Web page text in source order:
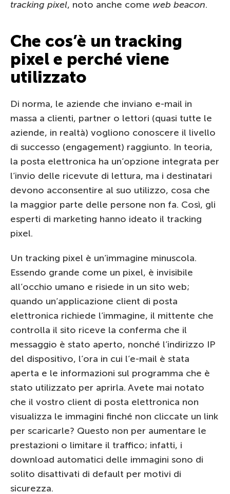
tracking pixel, noto anche come web beacon.
Che cos’è un tracking
pixel e perché viene
utilizzato
Di norma, le aziende che inviano e-mail in
massa a clienti, partner o lettori (quasi tutte le
aziende, in realtà) vogliono conoscere il livello
di successo (engagement) raggiunto. In teoria,
la posta elettronica ha un’opzione integrata per
l’invio delle ricevute di lettura, ma i destinatari
devono acconsentire al suo utilizzo, cosa che
la maggior parte delle persone non fa. Così, gli
esperti di marketing hanno ideato il tracking
pixel.
Un tracking pixel è un’immagine minuscola.
Essendo grande come un pixel, è invisibile
all’occhio umano e risiede in un sito web;
quando un’applicazione client di posta
elettronica richiede l’immagine, il mittente che
controlla il sito riceve la conferma che il
messaggio è stato aperto, nonché l’indirizzo IP
del dispositivo, l’ora in cui l’e-mail è stata
aperta e le informazioni sul programma che è
stato utilizzato per aprirla. Avete mai notato
che il vostro client di posta elettronica non
visualizza le immagini finché non cliccate un link
per scaricarle? Questo non per aumentare le
prestazioni o limitare il traffico; infatti, i
download automatici delle immagini sono di
solito disattivati di default per motivi di
sicurezza.